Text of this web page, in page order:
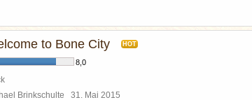
to Bone City HOT
8,0
Brinkschulte 31. Mai 2015